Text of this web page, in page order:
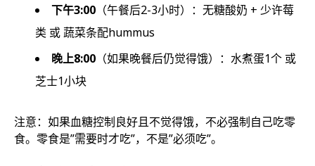
下午3:00 （午餐后2-3小时）：无糖酸奶 + 少许莓
类 或 蔬菜条配hummus
晚上8:00 （如果晚餐后仍觉得饿）：水煮蛋1个 或
芝士1小块
注意：如果血糖控制良好且不觉得饿，不必强制自己吃零
食。零食是”需要时才吃”，不是”必须吃”。